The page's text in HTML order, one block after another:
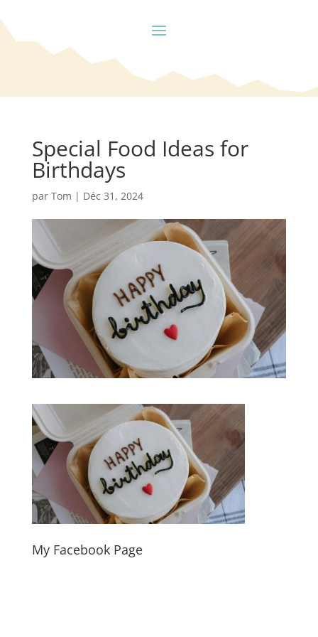
Special Food Ideas for
Birthdays
par Tom | Déc 31, 2024
My Facebook Page